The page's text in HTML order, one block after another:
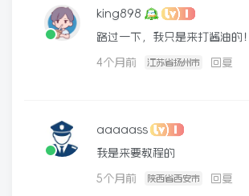
king898
路过一下，我只是来打酱油的！
4个月前 江苏省扬州市 回复
aaaaass
我是来要教程的
5个月前 陕西省西安市 回复